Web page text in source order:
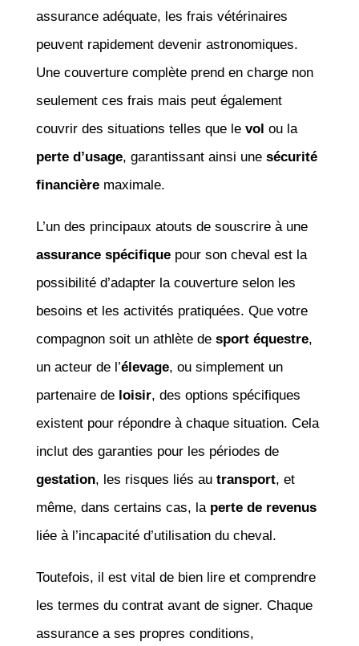
assurance adéquate, les frais vétérinaires
peuvent rapidement devenir astronomiques.
Une couverture complète prend en charge non
seulement ces frais mais peut également
couvrir des situations telles que le vol ou la
perte d’usage, garantissant ainsi une sécurité
financièremaximale.
L’un des principaux atouts de souscrire à une
assurance spécifiquepour son cheval est la
possibilité d’adapter la couverture selon les
besoins et les activités pratiquées. Que votre
compagnon soit un athlète de sport équestre,
un acteur de l’élevage, ou simplement un
partenaire de loisir, des options spécifiques
existent pour répondre à chaque situation. Cela
inclut des garanties pour les périodes de
gestation, les risques liés au transport, et
même, dans certains cas, la perte de revenus
liée à l’incapacité d’utilisation du cheval.
Toutefois, il est vital de bien lire et comprendre
les termes du contrat avant de signer. Chaque
assurance a ses propres conditions,